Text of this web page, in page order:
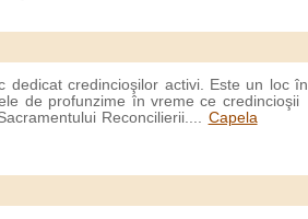
dedicat credincioşilor activi. Este un loc în
de profunzime în vreme ce credincioşii
Reconcilierii.... Capela